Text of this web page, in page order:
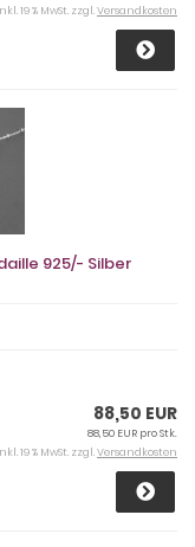
19 % MwSt. zzgl.Versandkosten
925/- Silber
88,50 EUR
88,50 EUR pro Stk.
19 % MwSt. zzgl.Versandkosten